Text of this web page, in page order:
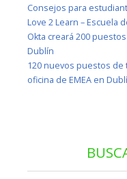
Consejos para
Love 2 Learn – Escuela
Okta creará 200
Dublín
120 nuevos puestos de
oficina de EMEA en